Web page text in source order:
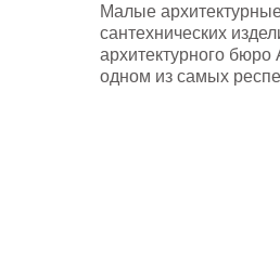
Малые
сантехнических
архитектурного
одном из самых